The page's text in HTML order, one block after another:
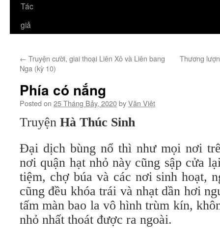
Tác
giả
← Truyện cười, giai thoại Liên Xô và Liên bang
Nga (kỳ 10)
Thương
Phía có nắng
Posted on 25 Tháng Bảy, 2020byVăn Việt
Truyện Hà Thúc Sinh
Đại dịch bùng nổ thì như mọi nơi
nơi quận hạt nhỏ này cũng sập cửa
tiệm, chợ búa và các nơi sinh hoạt,
cũng đều khóa trái và nhạt dần hơi
tấm màn bao la vô hình trùm kín,
nhỏ nhất thoát được ra ngoài.